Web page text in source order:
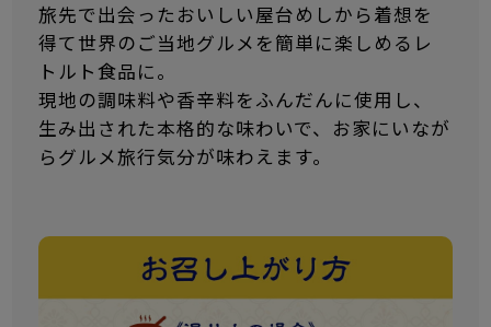
旅先で出会ったおいしい屋台めしから着想を
得て世界のご当地グルメを簡単に楽しめるレ
トルト食品に。
現地の調味料や香辛料をふんだんに使用し、
生み出された本格的な味わいで、お家にいなが
らグルメ旅行気分が味わえます。